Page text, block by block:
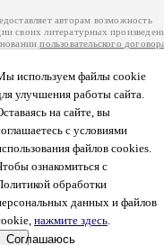
используем файлы cookie
улучшения работы сайта.
на сайте, вы
с условиями
файлов cookies.
ознакомиться с
обработки
данных и файлов
нажмите здесь.
Соглашаюсь
авторам возможность
своих литературных
пользовательского договора
произведения принадлежат
. Перепечатка произведений
автора, к которому вы можете
странице. Ответственность
авторы несут самостоятельно на
изаконодательства
Политики обработки
более подробную
портала Проза.ру – порядка 100
в общей сумме просматривают
посещаемости, который
графе указано по две цифры:
посетителей.